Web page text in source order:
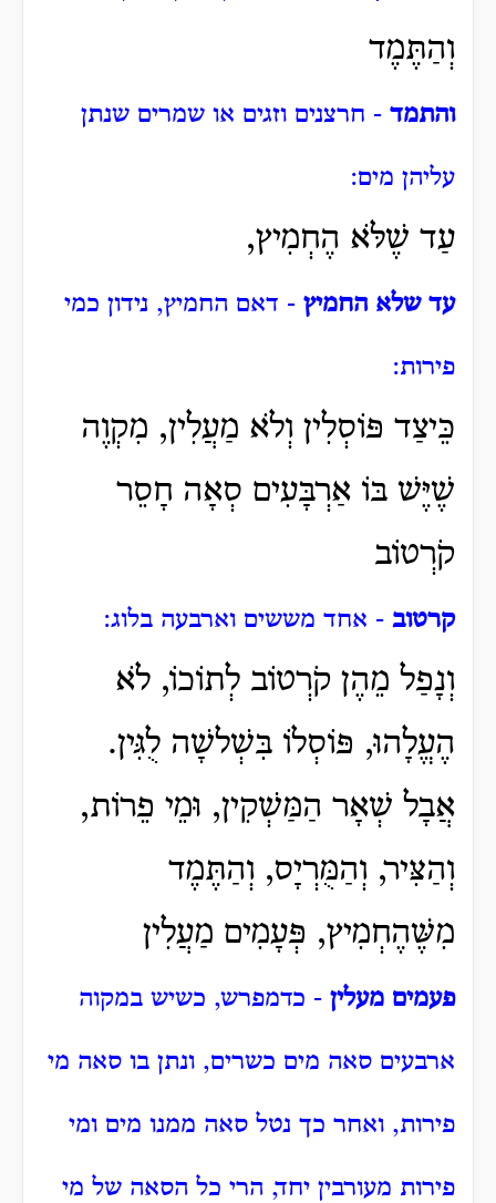
וְהַתֶּמֶד
והתמד - חרצנים וזגים או שמרים שנתן
עליהן מים:
עַד שֶׁלֹּא הֶחְמִיץ,
עד שלא החמיץ - דאם החמיץ, נידון כמי
פירות:
כֵּיצַד פּוֹסְלִין וְלֹא מַעֲלִין, מִקְוֶה
שֶׁיֶּשׁ בּוֹ אַרְבָּעִים סְאָה חָסֵר
קֹרְטוֹב
קרטוב - אחד מששים וארבעה בלוג:
וְנָפַל מֵהֶן קֹרְטוֹב לְתוֹכוֹ, לֹא
הֶעֱלָהוּ, פּוֹסְלוֹ בִּשְׁלשָׁה לֻגִּין.
אֲבָל שְׁאָר הַמַּשְׁקִין, וּמֵי פֵרוֹת,
וְהַצִּיר, וְהַמֻּרְיָס, וְהַתֶּמֶד
מִשֶּׁהֶחְמִיץ, פְּעָמִים מַעֲלִין
פעמים מעלין - כדמפרש, כשיש במקוה
ארבעים סאה מים כשרים, ונתן בו סאה מי
פירות, ואחר כך נטל סאה ממנו מים ומי
פירות מעורבין יחד, הרי כל הסאה של מי